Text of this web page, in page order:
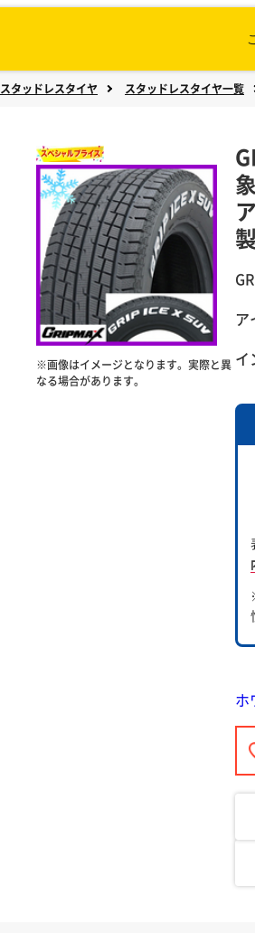
スタッドレスタイヤ スタッドレスタイヤ一覧
※画像はイメージとなります。実際と異
なる場合があります。
ア
イ
ホ